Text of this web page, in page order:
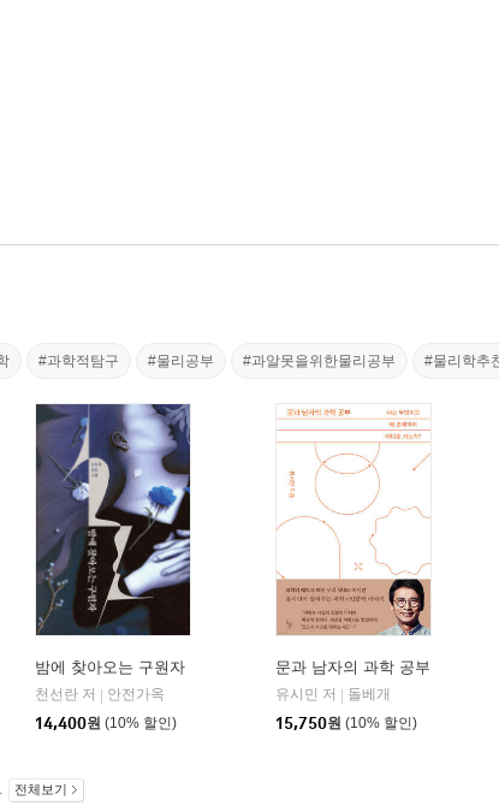
#과학적탐구 #물리공부 #과알못을위한물리공부 #물리학추
밤에 찾아오는 구원자
천선란 저
안전가옥
14,400원 (10% 할인)
문과 남자의 과학 공부
유시민 저
돌베개
15,750원 (10% 할인)
전체보기